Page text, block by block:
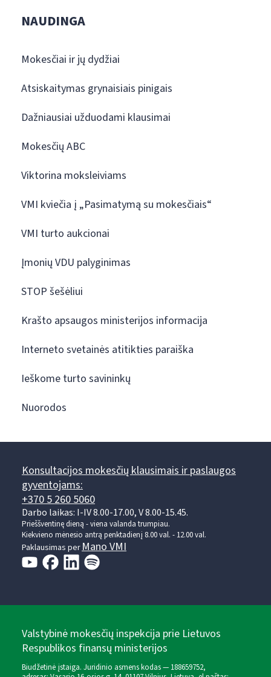
NAUDINGA
Mokesčiai ir jų dydžiai
Atsiskaitymas grynaisiais pinigais
Dažniausiai užduodami klausimai
Mokesčių ABC
Viktorina moksleiviams
VMI kviečia į „Pasimatymą su mokesčiais“
VMI turto aukcionai
Įmonių VDU palyginimas
STOP šešėliui
Krašto apsaugos ministerijos informacija
Interneto svetainės atitikties paraiška
Ieškome turto savininkų
Nuorodos
Konsultacijos mokesčių klausimais ir paslaugos
gyventojams:
+370 5 260 5060
Darbo laikas: I-IV 8.00-17.00, V 8.00-15.45.
Prieššventinę dieną - viena valanda trumpiau.
Kiekvieno mėnesio antrą penktadienį 8.00 val. - 12.00 val.
Paklausimas perMano VMI
Valstybinė mokesčių inspekcija prie Lietuvos
Respublikos finansų ministerijos
Biudžetinė įstaiga. Juridinio asmens kodas — 188659752,